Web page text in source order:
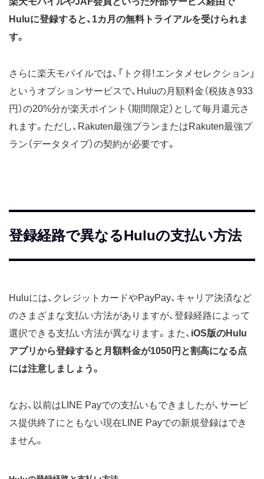
Huluに登録すると、1カ月の無料トライアルを受けられま
す。
さらに楽天モバイルでは、「トク得！エンタメセレクション」
というオプションサービスで、Huluの月額料金（税抜き933
円）の20%分が楽天ポイント（期間限定）として毎月還元さ
れます。ただし、Rakuten最強プランまたはRakuten最強プ
ラン（データタイプ）の契約が必要です。
登録経路で異なるHuluの支払い方法
Huluには、クレジットカードやPayPay、キャリア決済など
のさまざまな支払い方法がありますが、登録経路によって
選択できる支払い方法が異なります。また、 iOS版のHulu
アプリから登録すると月額料金が1050円と割高になる点
には注意しましょう。
なお、以前はLINE Payでの支払いもできましたが、サービ
ス提供終了にともない現在LINE Payでの新規登録はでき
ません。